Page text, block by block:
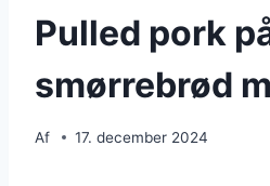
Pulled pork
smørrebrød
Af 17. december 2024